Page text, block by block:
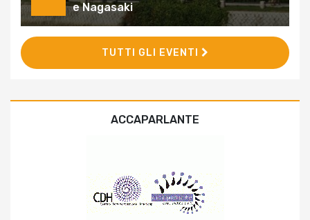
e Nagasaki
TUTTI GLI EVENTI
ACCAPARLANTE